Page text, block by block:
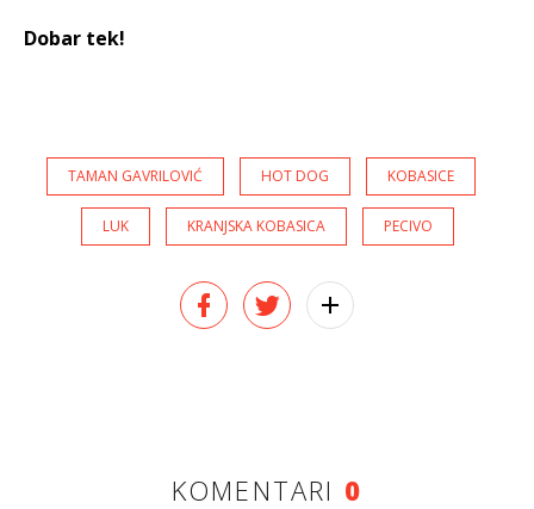
Dobar tek!
TAMAN GAVRILOVIĆ HOT DOG KOBASICE
LUK KRANJSKA KOBASICA PECIVO
KOMENTARI 0